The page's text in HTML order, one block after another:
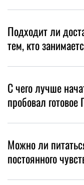
Подходит ли
тем, кто
С чего лучше
пробовал
Можно ли
постоянного